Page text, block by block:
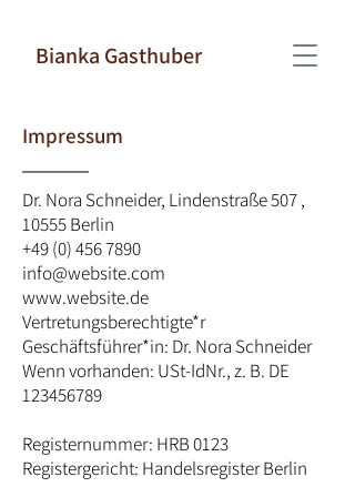
Bianka Gasthuber
Impressum
Dr. Nora Schneider, Lindenstraße 507 ,
10555 Berlin
+49 (0) 456 7890
info@website.com
www.website.de
Vertretungsberechtigte*r
Geschäftsführer*in: Dr. Nora Schneider
Wenn vorhanden: USt-IdNr., z. B. DE
123456789
Registernummer: HRB 0123
Registergericht: Handelsregister Berlin